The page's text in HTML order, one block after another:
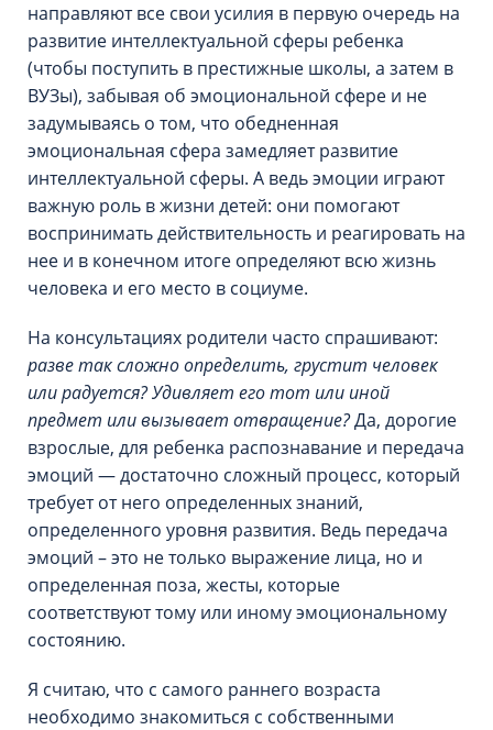
направляют все свои усилия в первую очередь на
развитие интеллектуальной сферы ребенка
(чтобы поступить в престижные школы, а затем в
ВУЗы), забывая об эмоциональной сфере и не
задумываясь о том, что обедненная
эмоциональная сфера замедляет развитие
интеллектуальной сферы. А ведь эмоции играют
важную роль в жизни детей: они помогают
воспринимать действительность и реагировать на
нее и в конечном итоге определяют всю жизнь
человека и его место в социуме.
На консультациях родители часто спрашивают:
разве так сложно определить, грустит человек
или радуется? Удивляет его тот или иной
предмет или вызывает отвращение?Да, дорогие
взрослые, для ребенка распознавание и передача
эмоций — достаточно сложный процесс, который
требует от него определенных знаний,
определенного уровня развития. Ведь передача
эмоций – это не только выражение лица, но и
определенная поза, жесты, которые
соответствуют тому или иному эмоциональному
состоянию.
Я считаю, что с самого раннего возраста
необходимо знакомиться с собственными